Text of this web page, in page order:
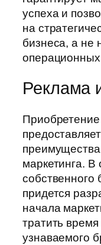
успеха и
на
бизнеса, а не
Реклама
маркетинга. В
собственного
придется
начала
тратить
узнаваемого